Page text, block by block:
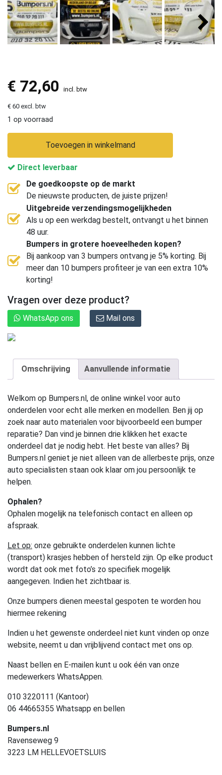
€ 72,60 incl. btw
€ 60 excl. btw
1 op voorraad
Toevoegen in winkelmand
Direct leverbaar
De goedkoopste op de markt
De nieuwste producten, de juiste prijzen!
Uitgebreide verzendingsmogelijkheden
Als u op een werkdag bestelt, ontvangt u het binnen
48 uur.
Bumpers in grotere hoeveelheden kopen?
Bij aankoop van 3 bumpers ontvang je 5% korting. Bij
meer dan 10 bumpers profiteer je van een extra 10%
korting!
Vragen over deze product?
WhatsApp ons Mail ons
Omschrijving Aanvullende informatie
Welkom op Bumpers.nl, de online winkel voor auto
onderdelen voor echt alle merken en modellen. Ben jij op
zoek naar auto materialen voor bijvoorbeeld een bumper
reparatie? Dan vind je binnen drie klikken het exacte
onderdeel dat je nodig hebt. Het beste van alles? Bij
Bumpers.nl geniet je niet alleen van de allerbeste prijs, onze
auto specialisten staan ook klaar om jou persoonlijk te
helpen.
Ophalen?
Ophalen mogelijk na telefonisch contact en alleen op
afspraak.
Let op: onze gebruikte onderdelen kunnen lichte
(transport) krasjes hebben of hersteld zijn. Op elke product
wordt dat ook met foto’s zo specifiek mogelijk
aangegeven. Indien het zichtbaar is.
Onze bumpers dienen meestal gespoten te worden hou
hiermee rekening
Indien u het gewenste onderdeel niet kunt vinden op onze
website, neemt u dan vrijblijvend contact met ons op.
Naast bellen en E-mailen kunt u ook één van onze
medewerkers WhatsAppen.
010 3220111 (Kantoor)
06 44665355 Whatsapp en bellen
Bumpers.nl
Ravenseweg 9
3223 LM HELLEVOETSLUIS